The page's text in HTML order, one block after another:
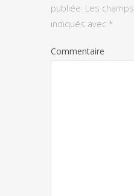
publiée. Les
indiqués avec *
Commentaire